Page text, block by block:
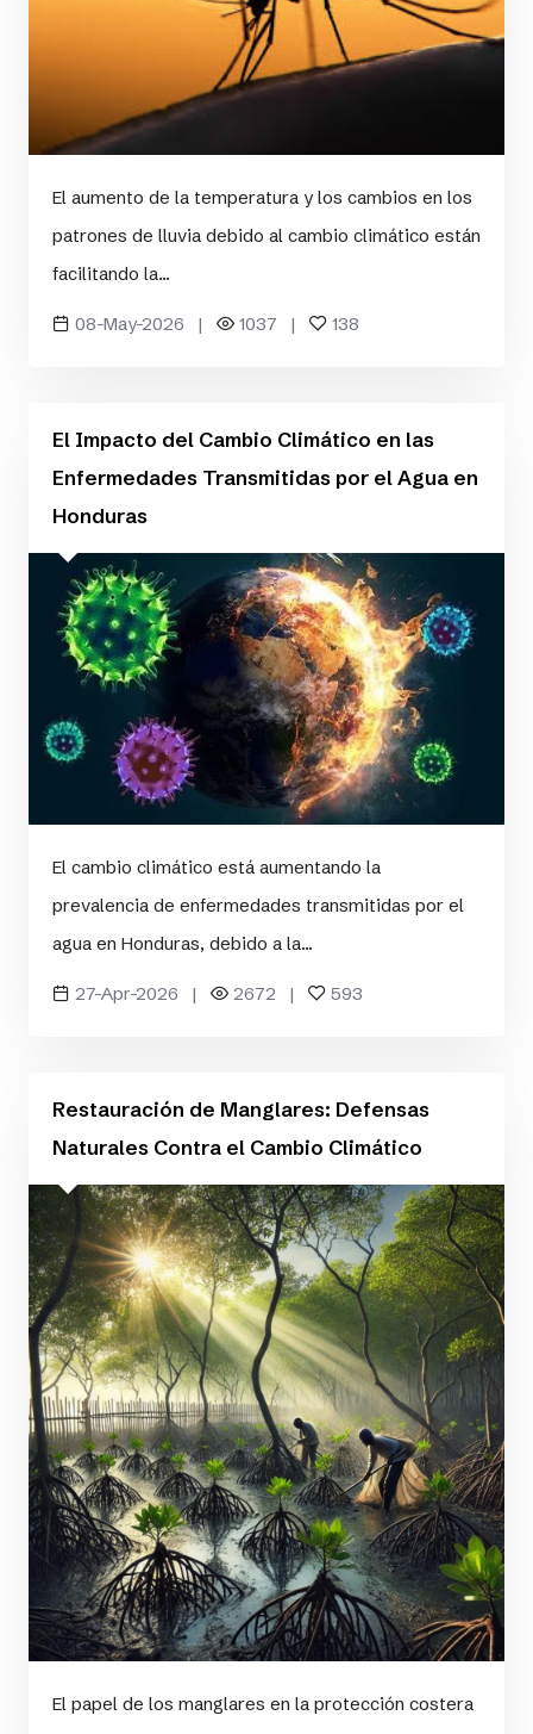
El aumento de la temperatura y los cambios en los
patrones de lluvia debido al cambio climático están
facilitando la...
08-May-2026 | 1037 | 138
El Impacto del Cambio Climático en las
Enfermedades Transmitidas por el Agua en
Honduras
El cambio climático está aumentando la
prevalencia de enfermedades transmitidas por el
agua en Honduras, debido a la...
27-Apr-2026 | 2672 | 593
Restauración de Manglares: Defensas
Naturales Contra el Cambio Climático
El papel de los manglares en la protección costera